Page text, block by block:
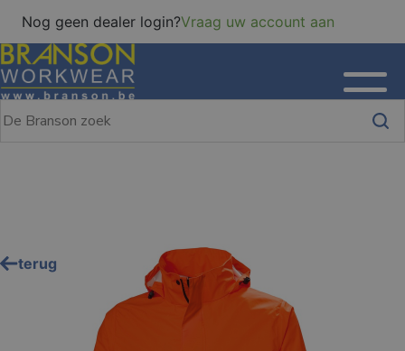
Nog geen dealer login?Vraag uw account aan
terug